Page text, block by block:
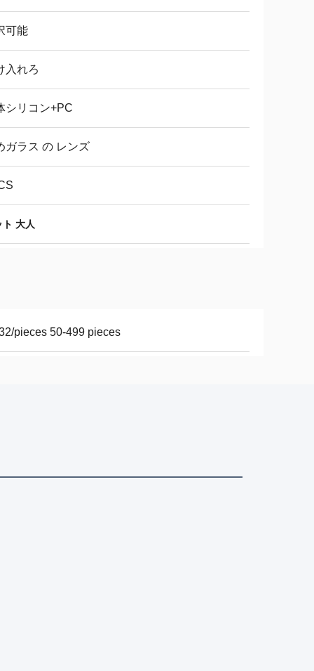
可能
入れろ
シリコン+PC
ガラス の レンズ
大人
pieces 50-499 pieces